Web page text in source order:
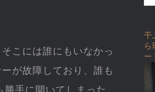
こには誰にもいなかっ
が故障しており、誰も
手に開いてしまった
干
ら
ー